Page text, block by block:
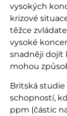
vysokých
krizové
těžce
vysoké
snadněji dojít
mohou
Britská studie
schopností,
ppm (částic